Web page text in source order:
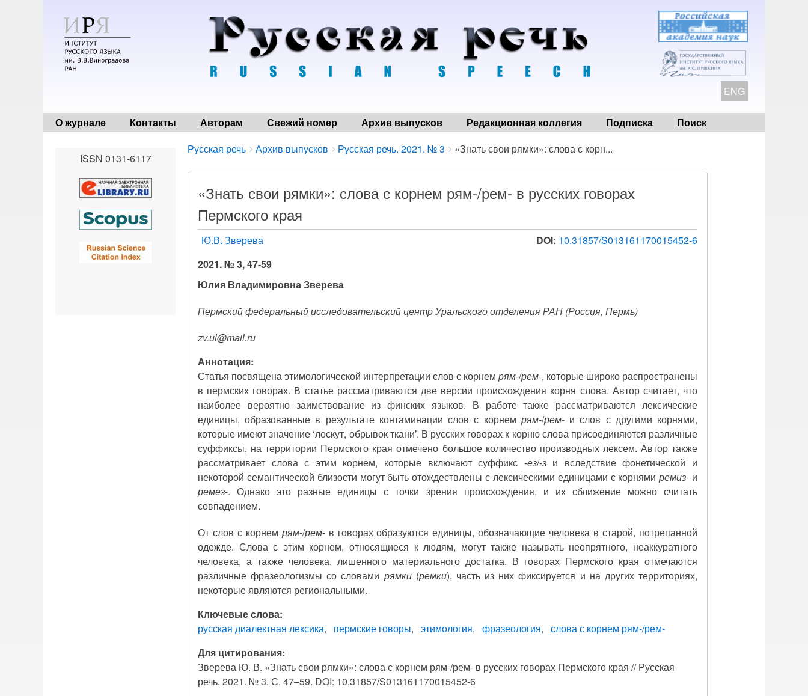
ENG
О журнале Контакты Авторам Свежий номер Архив выпусков Редакционная коллегия Подписка Поиск
Breadcrumbs
You
here:
Русская речь Архив выпусков Русская речь. 2021. № 3 «Знать свои рямки»: слова с корн...
«Знать свои рямки»: слова с корнем рям-/рем- в русских говорах
Пермского края
Ю.В. Зверева DOI: 10.31857/S013161170015452-6
2021. № 3, 47-59
Юлия Владимировна Зверева
Пермский федеральный исследовательский центр Уральского отделения РАН (Россия, Пермь)
zv.ul@mail.ru
Аннотация:
Статья посвящена этимологической интерпретации слов с корнем рям-/рем-, которые широко распространены
в пермских говорах. В статье рассматриваются две версии происхождения корня слова. Автор считает, что
наиболее вероятно заимствование из финских языков. В работе также рассматриваются лексические
единицы, образованные в результате контаминации слов с корнем рям-/рем- и слов с другими корнями,
которые имеют значение ‘лоскут, обрывок ткани’. В русских говорах к корню слова присоединяются различные
суффиксы, на территории Пермского края отмечено большое количество производных лексем. Автор также
рассматривает слова с этим корнем, которые включают суффикс -ез/-зи вследствие фонетической и
некоторой семантической близости могут быть отождествлены с лексическими единицами с корнямиремиз- и
ремез-. Однако это разные единицы с точки зрения происхождения, и их сближение можно считать
совпадением.
От слов с корнем рям-/рем- в говорах образуются единицы, обозначающие человека в старой, потрепанной
одежде. Слова с этим корнем, относящиеся к людям, могут также называть неопрятного, неаккуратного
человека, а также человека, лишенного материального достатка. В говорах Пермского края отмечаются
различные фразеологизмы со словами рямки(ремки), часть из них фиксируется и на других территориях,
некоторые являются региональными.
Ключевые слова:
русская диалектная лексика
пермские говоры этимология фразеология
слова с корнем рям-/рем-
Для цитирования:
Зверева Ю. В. «Знать свои рямки»: слова с корнем рям-/рем- в русских говорах Пермского края // Русская
речь. 2021. № 3. С. 47–59. DOI: 10.31857/S013161170015452-6
ISSN 0131-6117